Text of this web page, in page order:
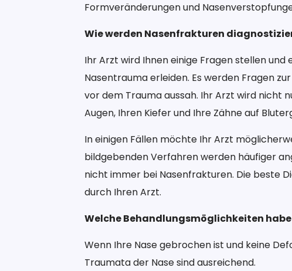
Formveränderungen und
Wie werden Nasenfrakturen
Ihr Arzt wird Ihnen einige Fragen stellen
Nasentrauma erleiden. Es werden Fragen
vor dem Trauma aussah. Ihr Arzt wird nicht
Augen, Ihren Kiefer und Ihre Zähne auf
In einigen Fällen möchte Ihr Arzt
bildgebenden Verfahren werden häufiger
nicht immer bei Nasenfrakturen. Die beste
durch Ihren Arzt.
Welche Behandlungsmöglichkeiten
Wenn Ihre Nase gebrochen ist und keine
Traumata der Nase sind ausreichend.